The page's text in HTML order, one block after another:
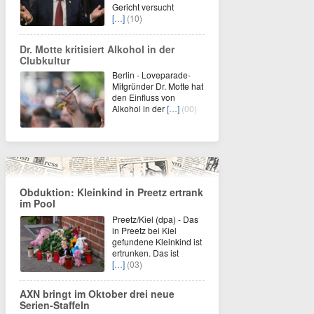
Gericht versucht
[…] (10)
Dr. Motte kritisiert Alkohol in der
Clubkultur
Berlin - Loveparade-
Mitgründer Dr. Motte hat
den Einfluss von
Alkohol in der[…] (00)
Obduktion: Kleinkind in Preetz ertrank
im Pool
Preetz/Kiel (dpa) - Das
in Preetz bei Kiel
gefundene Kleinkind ist
ertrunken. Das ist
[…] (03)
AXN bringt im Oktober drei neue
Serien-Staffeln